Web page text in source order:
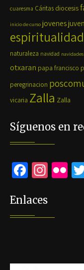
cuaresma Cáritas diocesis
inicio de curso jovenes
espiritualidad
naturaleza navidad navidades
otxaran papa francisco
peregrinacion
vicaria Zalla Zalla
Síguenos en
Fa
b
o
In
ra
Fli
Enlaces